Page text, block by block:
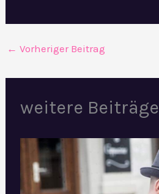
← Vorheriger Beitrag
weitere Beiträge